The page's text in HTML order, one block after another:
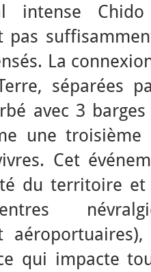
intense
pas
La
séparées
avec 3
une
Cet
du territoire et
qui impacte